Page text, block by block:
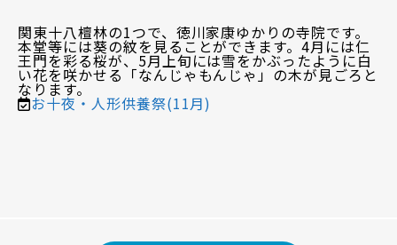
関東十八檀林の1つで、徳川家康ゆかりの寺院です。
本堂等には葵の紋を見ることができます。4月には仁
王門を彩る桜が、5月上旬には雪をかぶったように白
い花を咲かせる「なんじゃもんじゃ」の木が見ごろと
なります。
お十夜・人形供養祭(11月)